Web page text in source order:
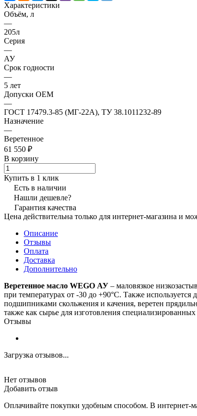
Характеристики
Объём, л
—
205л
Серия
—
АУ
Срок годности
—
5 лет
Допуски OEM
—
ГОСТ 17479.3-85 (МГ-22А), ТУ 38.1011232-89
Назначение
—
Веретенное
61 550 ₽
В корзину
Купить в 1 клик
Есть в наличии
Нашли дешевле?
Гарантия качества
Цена действительна только для интернет-магазина и
Описание
Отзывы
Оплата
Доставка
Дополнительно
Веретенное масло WEGO АУ – маловязкое
при температурах от -30 до +90°С. Также
подшипниками скольжения и качения, веретен
также как сырье для изготовления специализированных
Отзывы
Загрузка отзывов...
Нет отзывов
Добавить отзыв
Оплачивайте покупки удобным способом. В интернет-